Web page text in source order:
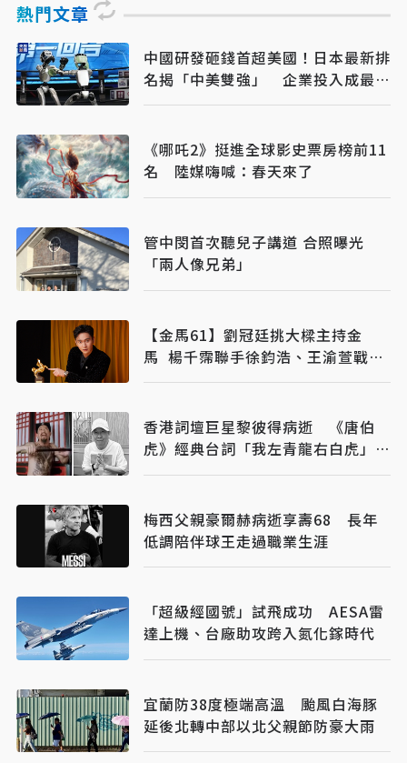
熱門文章
中國研發砸錢首超美國！日本最新排
名揭「中美雙強」 企業投入成最大
推力
《哪吒2》挺進全球影史票房榜前11
名 陸媒嗨喊：春天來了
管中閔首次聽兒子講道 合照曝光
「兩人像兄弟」
【金馬61】劉冠廷挑大樑主持金
馬 楊千霈聯手徐鈞浩、王渝萱戰紅
毯
香港詞壇巨星黎彼得病逝 《唐伯
虎》經典台詞「我左青龍右白虎」成
絕響
梅西父親豪爾赫病逝享壽68 長年
低調陪伴球王走過職業生涯
「超級經國號」試飛成功 AESA雷
達上機、台廠助攻跨入氮化鎵時代
宜蘭防38度極端高溫 颱風白海豚
延後北轉中部以北父親節防豪大雨